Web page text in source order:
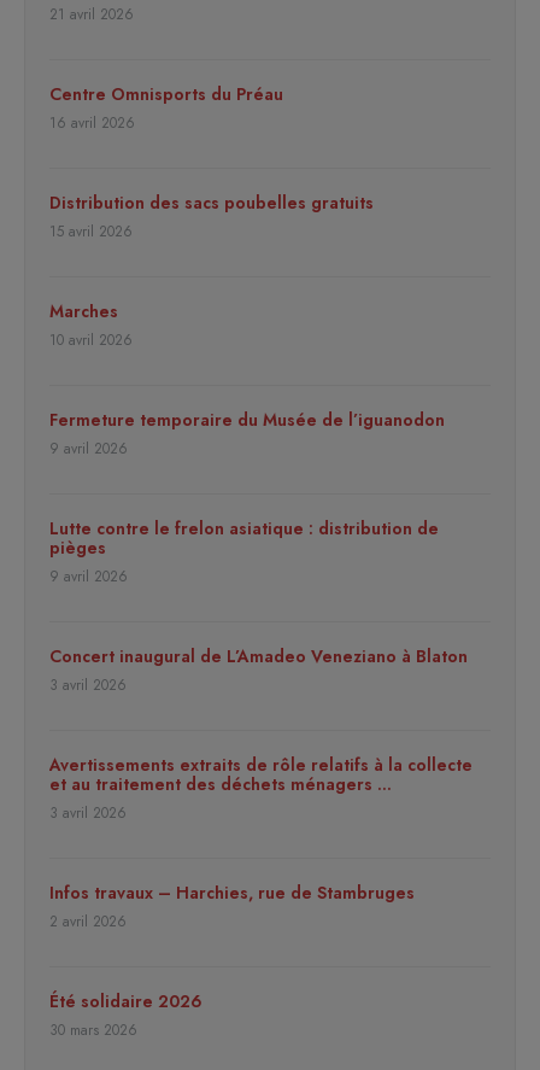
21 avril 2026
Centre Omnisports du Préau
16 avril 2026
Distribution des sacs poubelles gratuits
15 avril 2026
Marches
10 avril 2026
Fermeture temporaire du Musée de l’iguanodon
9 avril 2026
Lutte contre le frelon asiatique : distribution de
pièges
9 avril 2026
Concert inaugural de L’Amadeo Veneziano à Blaton
3 avril 2026
Avertissements extraits de rôle relatifs à la collecte
et au traitement des déchets ménagers …
3 avril 2026
Infos travaux – Harchies, rue de Stambruges
2 avril 2026
Été solidaire 2026
30 mars 2026